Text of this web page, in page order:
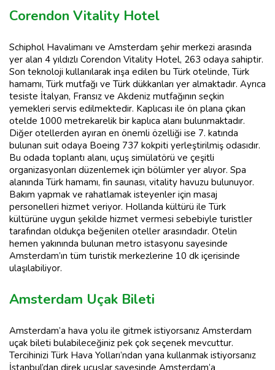
Corendon Vitality Hotel
Schiphol Havalimanı ve Amsterdam şehir merkezi arasında
yer alan 4 yıldızlı Corendon Vitality Hotel, 263 odaya sahiptir.
Son teknoloji kullanılarak inşa edilen bu Türk otelinde, Türk
hamamı, Türk mutfağı ve Türk dükkanları yer almaktadır. Ayrıca
tesiste İtalyan, Fransız ve Akdeniz mutfağının seçkin
yemekleri servis edilmektedir. Kaplıcası ile ön plana çıkan
otelde 1000 metrekarelik bir kaplıca alanı bulunmaktadır.
Diğer otellerden ayıran en önemli özelliği ise 7. katında
bulunan suit odaya Boeing 737 kokpiti yerleştirilmiş odasıdır.
Bu odada toplantı alanı, uçuş simülatörü ve çeşitli
organizasyonları düzenlemek için bölümler yer alıyor. Spa
alanında Türk hamamı, fin saunası, vitality havuzu bulunuyor.
Bakım yapmak ve rahatlamak isteyenler için masaj
personelleri hizmet veriyor. Hollanda kültürü ile Türk
kültürüne uygun şekilde hizmet vermesi sebebiyle turistler
tarafından oldukça beğenilen oteller arasındadır. Otelin
hemen yakınında bulunan metro istasyonu sayesinde
Amsterdam’ın tüm turistik merkezlerine 10 dk içerisinde
ulaşılabiliyor.
Amsterdam Uçak Bileti
Amsterdam’a hava yolu ile gitmek istiyorsanız Amsterdam
uçak bileti bulabileceğiniz pek çok seçenek mevcuttur.
Tercihinizi Türk Hava Yolları’ndan yana kullanmak istiyorsanız